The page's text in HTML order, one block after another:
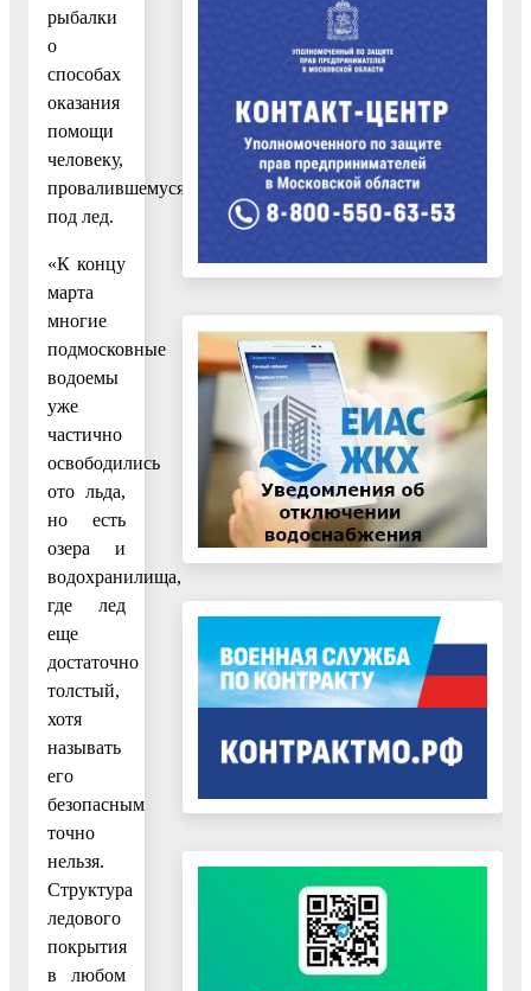
рыбалки
о
способах
оказания
помощи
человеку,
провалившемуся
под лед.
«К концу
марта
многие
подмосковные
водоемы
уже
частично
освободились
ото льда,
но есть
озера и
водохранилища,
где лед
еще
достаточно
толстый,
хотя
называть
его
безопасным
точно
нельзя.
Структура
ледового
покрытия
в любом